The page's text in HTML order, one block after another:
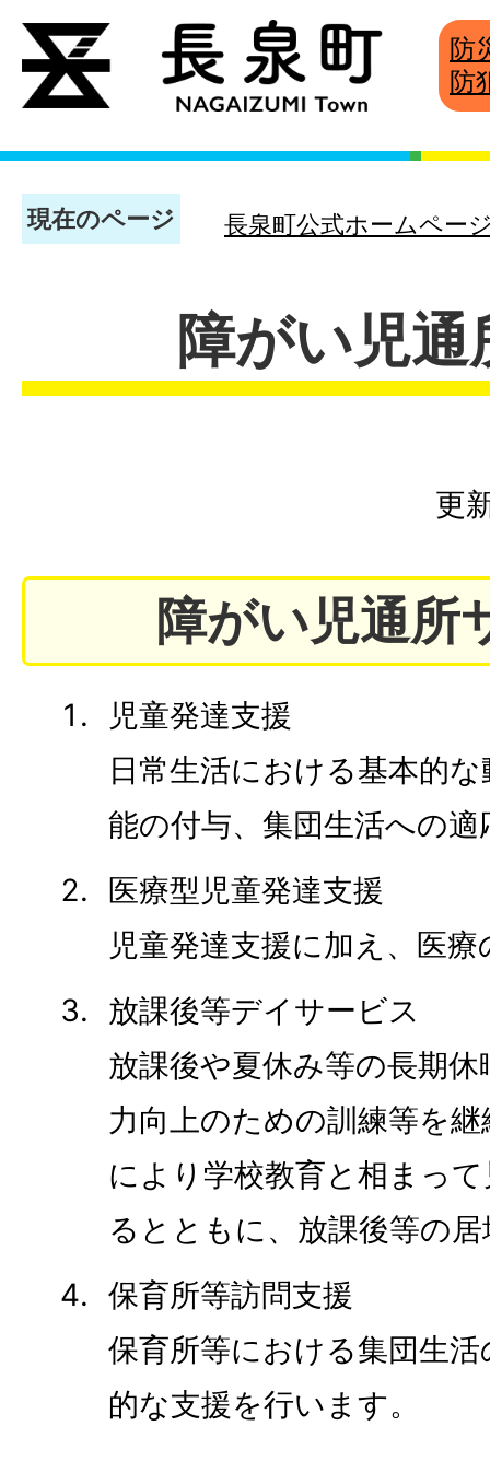
防
防
現在のページ 長泉町公式ホームペー
障がい児通
更
障がい児通所
児童発達支援
日常生活における基本的
能の付与、集団生活への
医療型児童発達支援
児童発達支援に加え、医
放課後等デイサービス
放課後や夏休み等の長期
力向上のための訓練等を
により学校教育と相まっ
るとともに、放課後等の
保育所等訪問支援
保育所等における集団生
的な支援を行います。